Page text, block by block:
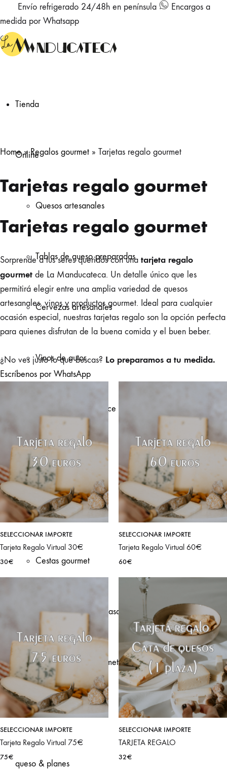
Envío refrigerado 24/48h en península
Encargos a
medida por Whatsapp
Tienda
Online
Quesos artesanales
Tablas de queso preparadas
Cervezas artesanales
Vinos de autor
Despensa, Pan y Dulce
Regalos
Gourmet
Cestas gourmet
Catas de queso en casa
Tarjetas regalo gourmet
Catas de
queso & planes
Home»Regalos gourmet » Tarjetas regalo gourmet
Tarjetas regalo gourmet
Tarjetas regalo gourmet
Sorprende a tus seres queridos con una tarjeta regalo
gourmet de La Manducateca. Un detalle único que les
permitirá elegir entre una amplia variedad de quesos
artesanales, vinos y productos gourmet. Ideal para cualquier
ocasión especial, nuestras tarjetas regalo son la opción perfecta
para quienes disfrutan de la buena comida y el buen beber.
¿No ves justo lo que buscas? Lo preparamos a tu medida.
Escríbenos por WhatsApp
SELECCIONAR IMPORTE
Tarjeta Regalo Virtual 30€
30€
SELECCIONAR IMPORTE
Tarjeta Regalo Virtual 60€
60€
SELECCIONAR IMPORTE
Tarjeta Regalo Virtual 75€
75€
SELECCIONAR IMPORTE
TARJETA REGALO
32€